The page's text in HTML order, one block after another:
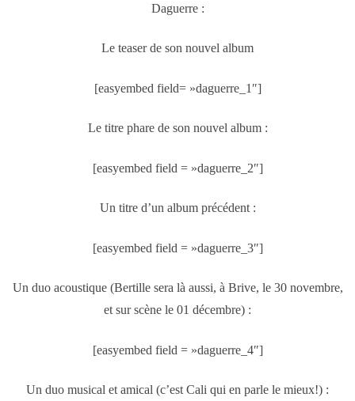
Daguerre :
Le teaser de son nouvel album
[easyembed field= »daguerre_1″]
Le titre phare de son nouvel album :
[easyembed field = »daguerre_2″]
Un titre d’un album précédent :
[easyembed field = »daguerre_3″]
Un duo acoustique (Bertille sera là aussi, à Brive, le 30 novembre,
et sur scène le 01 décembre) :
[easyembed field = »daguerre_4″]
Un duo musical et amical (c’est Cali qui en parle le mieux!) :